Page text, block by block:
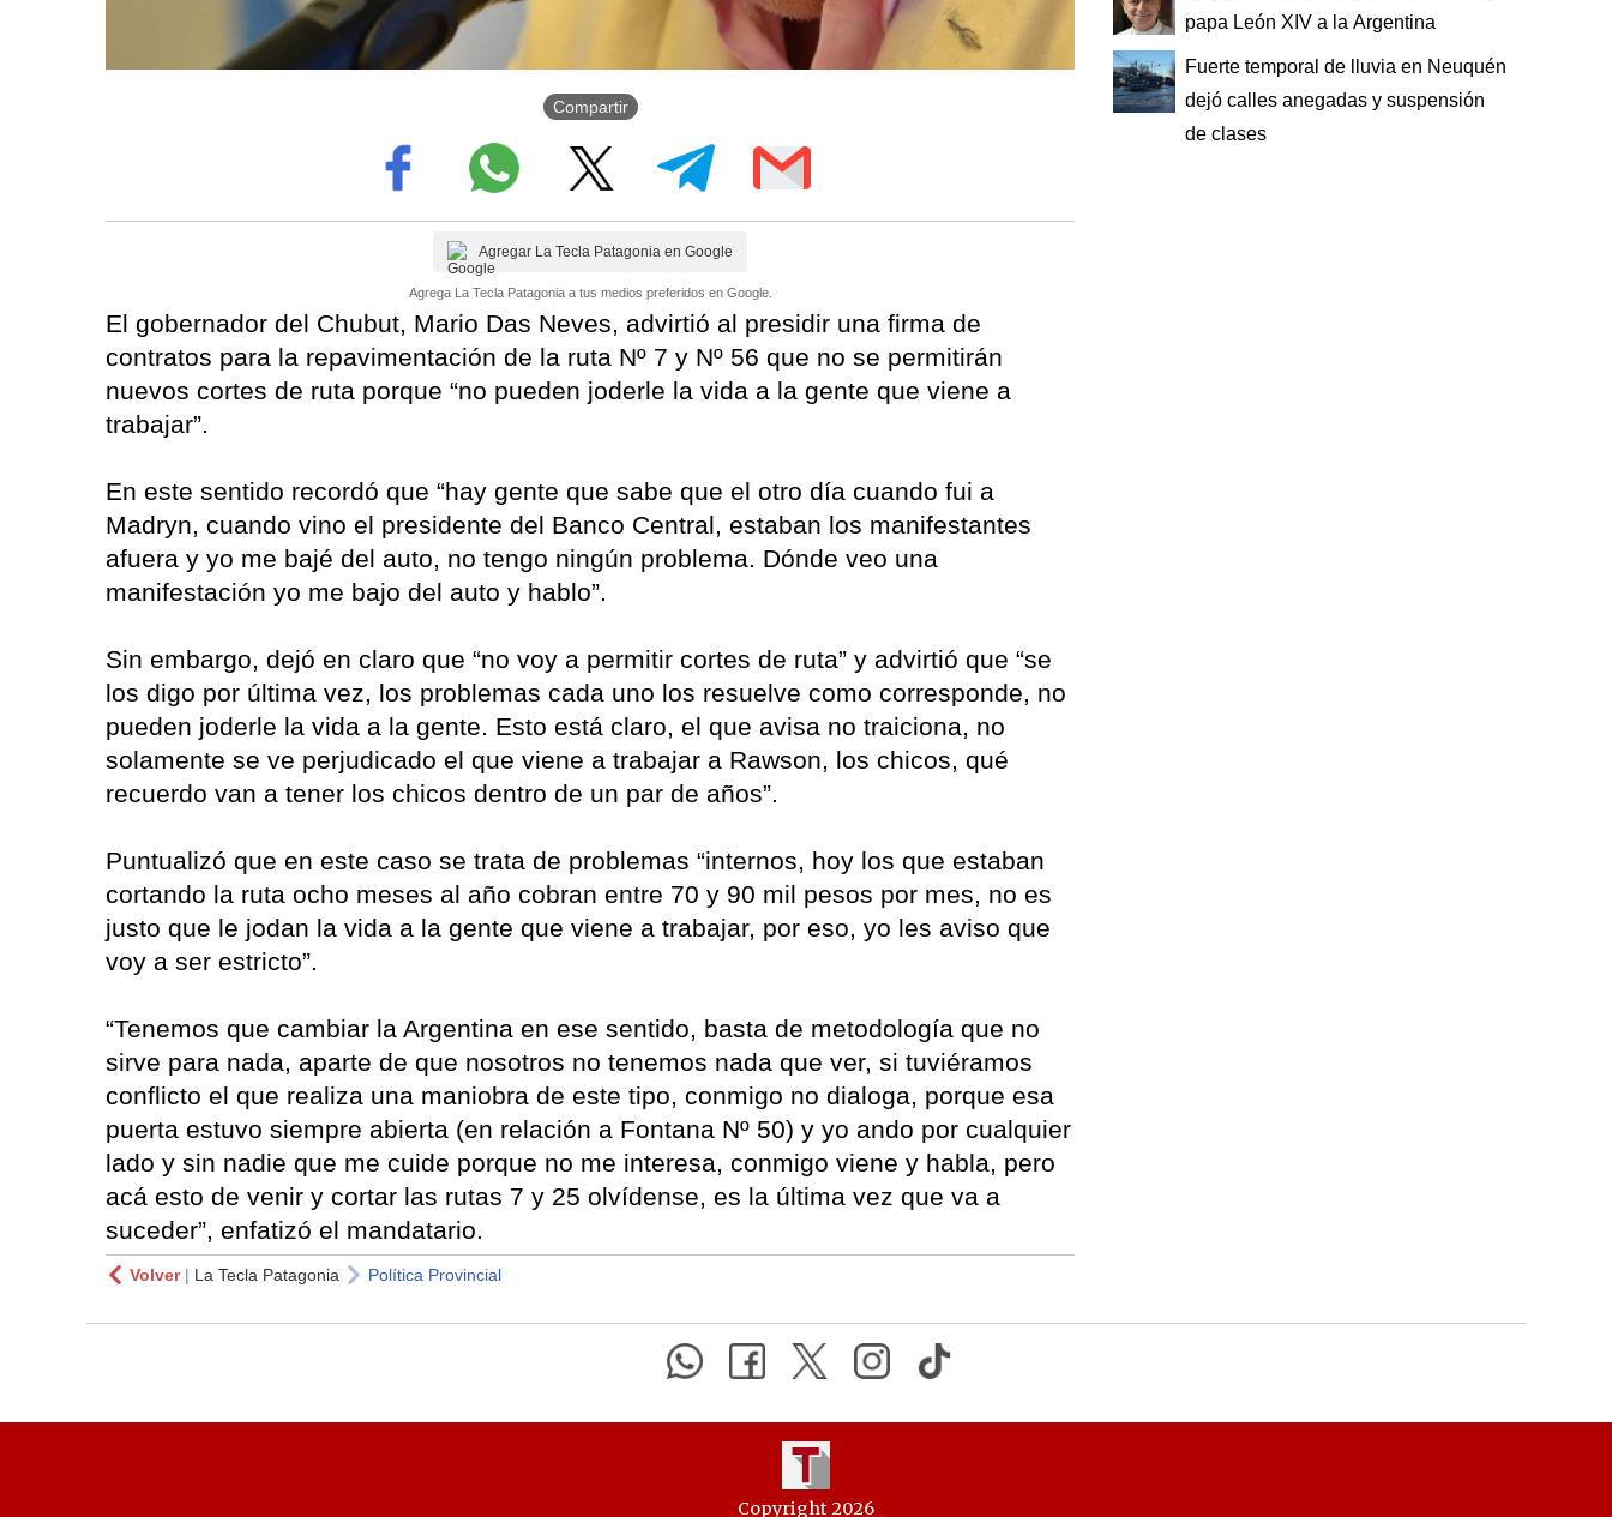
Compartir
Agregar La Tecla Patagonia en Google
Agrega La Tecla Patagonia a tus medios preferidos en Google.
El gobernador del Chubut, Mario Das Neves, advirtió al presidir una firma de
contratos para la repavimentación de la ruta Nº 7 y Nº 56 que no se permitirán
nuevos cortes de ruta porque “no pueden joderle la vida a la gente que viene a
trabajar”.
En este sentido recordó que “hay gente que sabe que el otro día cuando fui a
Madryn, cuando vino el presidente del Banco Central, estaban los manifestantes
afuera y yo me bajé del auto, no tengo ningún problema. Dónde veo una
manifestación yo me bajo del auto y hablo”.
Sin embargo, dejó en claro que “no voy a permitir cortes de ruta” y advirtió que “se
los digo por última vez, los problemas cada uno los resuelve como corresponde, no
pueden joderle la vida a la gente. Esto está claro, el que avisa no traiciona, no
solamente se ve perjudicado el que viene a trabajar a Rawson, los chicos, qué
recuerdo van a tener los chicos dentro de un par de años”.
Puntualizó que en este caso se trata de problemas “internos, hoy los que estaban
cortando la ruta ocho meses al año cobran entre 70 y 90 mil pesos por mes, no es
justo que le jodan la vida a la gente que viene a trabajar, por eso, yo les aviso que
voy a ser estricto”.
“Tenemos que cambiar la Argentina en ese sentido, basta de metodología que no
sirve para nada, aparte de que nosotros no tenemos nada que ver, si tuviéramos
conflicto el que realiza una maniobra de este tipo, conmigo no dialoga, porque esa
puerta estuvo siempre abierta (en relación a Fontana Nº 50) y yo ando por cualquier
lado y sin nadie que me cuide porque no me interesa, conmigo viene y habla, pero
acá esto de venir y cortar las rutas 7 y 25 olvídense, es la última vez que va a
suceder”, enfatizó el mandatario.
Volver| La Tecla Patagonia Política Provincial
papa León XIV a la Argentina
Fuerte temporal de lluvia en Neuquén
dejó calles anegadas y suspensión
de clases
Copyright 2026